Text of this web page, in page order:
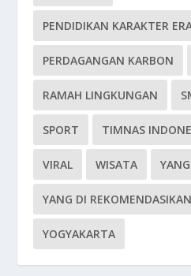
PENDIDIKAN KARAKTER
PERDAGANGAN KARBON
RAMAH LINGKUNGAN
SPORT TIMNAS
VIRAL WISATA
YANG DI REKOMENDASIKAN
YOGYAKARTA